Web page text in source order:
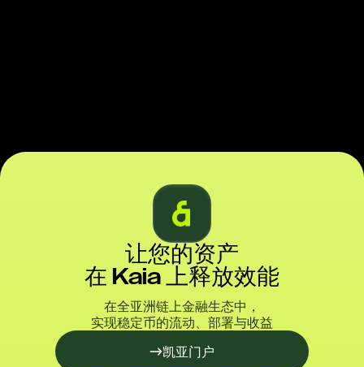
让您的资产
在 Kaia 上释放效能
在全亚洲链上金融生态中，
实现稳定币的流动、部署与收益
凯亚门户